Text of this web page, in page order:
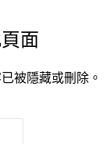
面
被隱藏或刪除。